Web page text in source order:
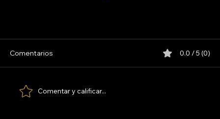
Comentarios 0.0 / 5 (0)
Comentar y calificar...